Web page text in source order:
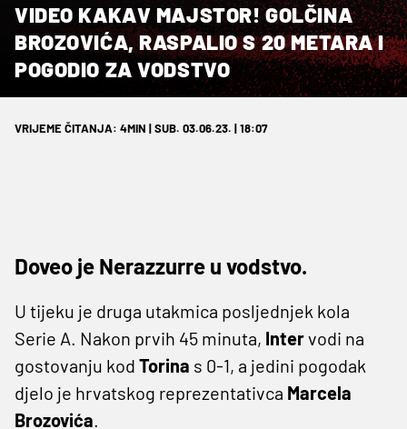
VIDEO KAKAV MAJSTOR! GOLČINA
BROZOVIĆA, RASPALIO S 20 METARA I
POGODIO ZA VODSTVO
VRIJEME ČITANJA: 4MIN | SUB. 03.06.23. | 18:07
Doveo je Nerazzurre u vodstvo.
U tijeku je druga utakmica posljednjek kola
Serie A. Nakon prvih 45 minuta, Intervodi na
gostovanju kod Torina s 0-1, a jedini pogodak
djelo je hrvatskog reprezentativca Marcela
Brozovića.